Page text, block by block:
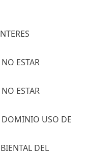
ESTAR
ESTAR
DOMINIO USO DE
DEL